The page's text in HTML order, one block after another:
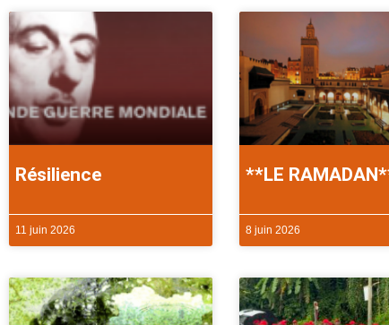
Résilience
11 juin 2026
**LE
8 juin 2026